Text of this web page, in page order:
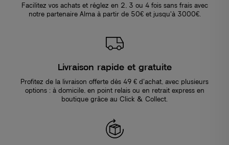
Facilitez vos achats et réglez en 2, 3 ou 4 fois sans frais avec
notre partenaire Alma à partir de 50€ et jusqu'à 3000€.
Livraison rapide et gratuite
Profitez de la livraison offerte dès 49 € d’achat, avec plusieurs
options : à domicile, en point relais ou en retrait express en
boutique grâce au Click & Collect.